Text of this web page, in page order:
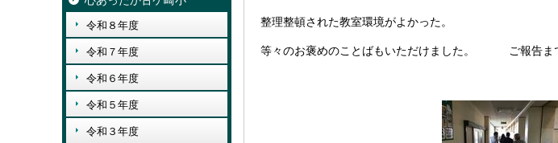
令和８年度
令和７年度
令和６年度
令和５年度
令和３年度
整理整頓された教室環境がよかった。
等々のお褒めのことばもいただけました。 ご報告ま